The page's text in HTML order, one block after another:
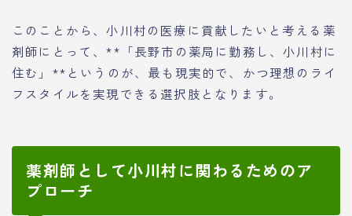
このことから、小川村の医療に貢献したいと考える薬
剤師にとって、**「長野市の薬局に勤務し、小川村に
住む」**というのが、最も現実的で、かつ理想のライ
フスタイルを実現できる選択肢となります。
薬剤師として小川村に関わるためのア
プローチ